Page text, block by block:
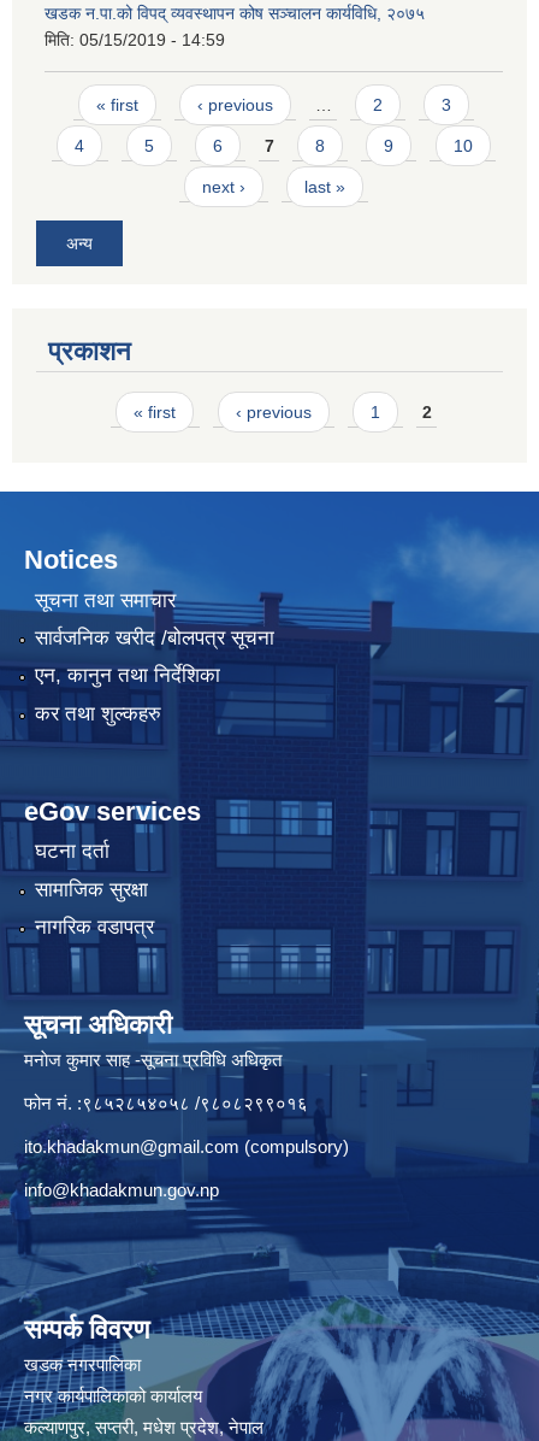
खडक न.पा.को विपद् व्यवस्थापन कोष सञ्चालन कार्यविधि, २०७५
मिति: 05/15/2019 - 14:59
Pages
« first ‹ previous … 2 3
4 5 6 7 8 9 10
next › last »
अन्य
प्रकाशन
Pages« first ‹ previous 1 2
Notices
सूचना तथा समाचार
सार्वजनिक खरीद /बोलपत्र सूचना
एन, कानुन तथा निर्देशिका
कर तथा शुल्कहरु
eGov services
घटना दर्ता
सामाजिक सुरक्षा
नागरिक वडापत्र
सूचना अधिकारी
मनाेज कुमार साह -सूचना प्रविधि अधिकृत
फोन नं. :९८५२८५४०५८ /९८०८२९९०१६
ito.khadakmun@gmail.com (compulsory)
info@khadakmun.gov.np
सम्पर्क विवरण
खडक नगरपालिका
नगर कार्यपालिकाको कार्यालय
कल्याणपुर, सप्तरी, मधेश प्रदेश, नेपाल